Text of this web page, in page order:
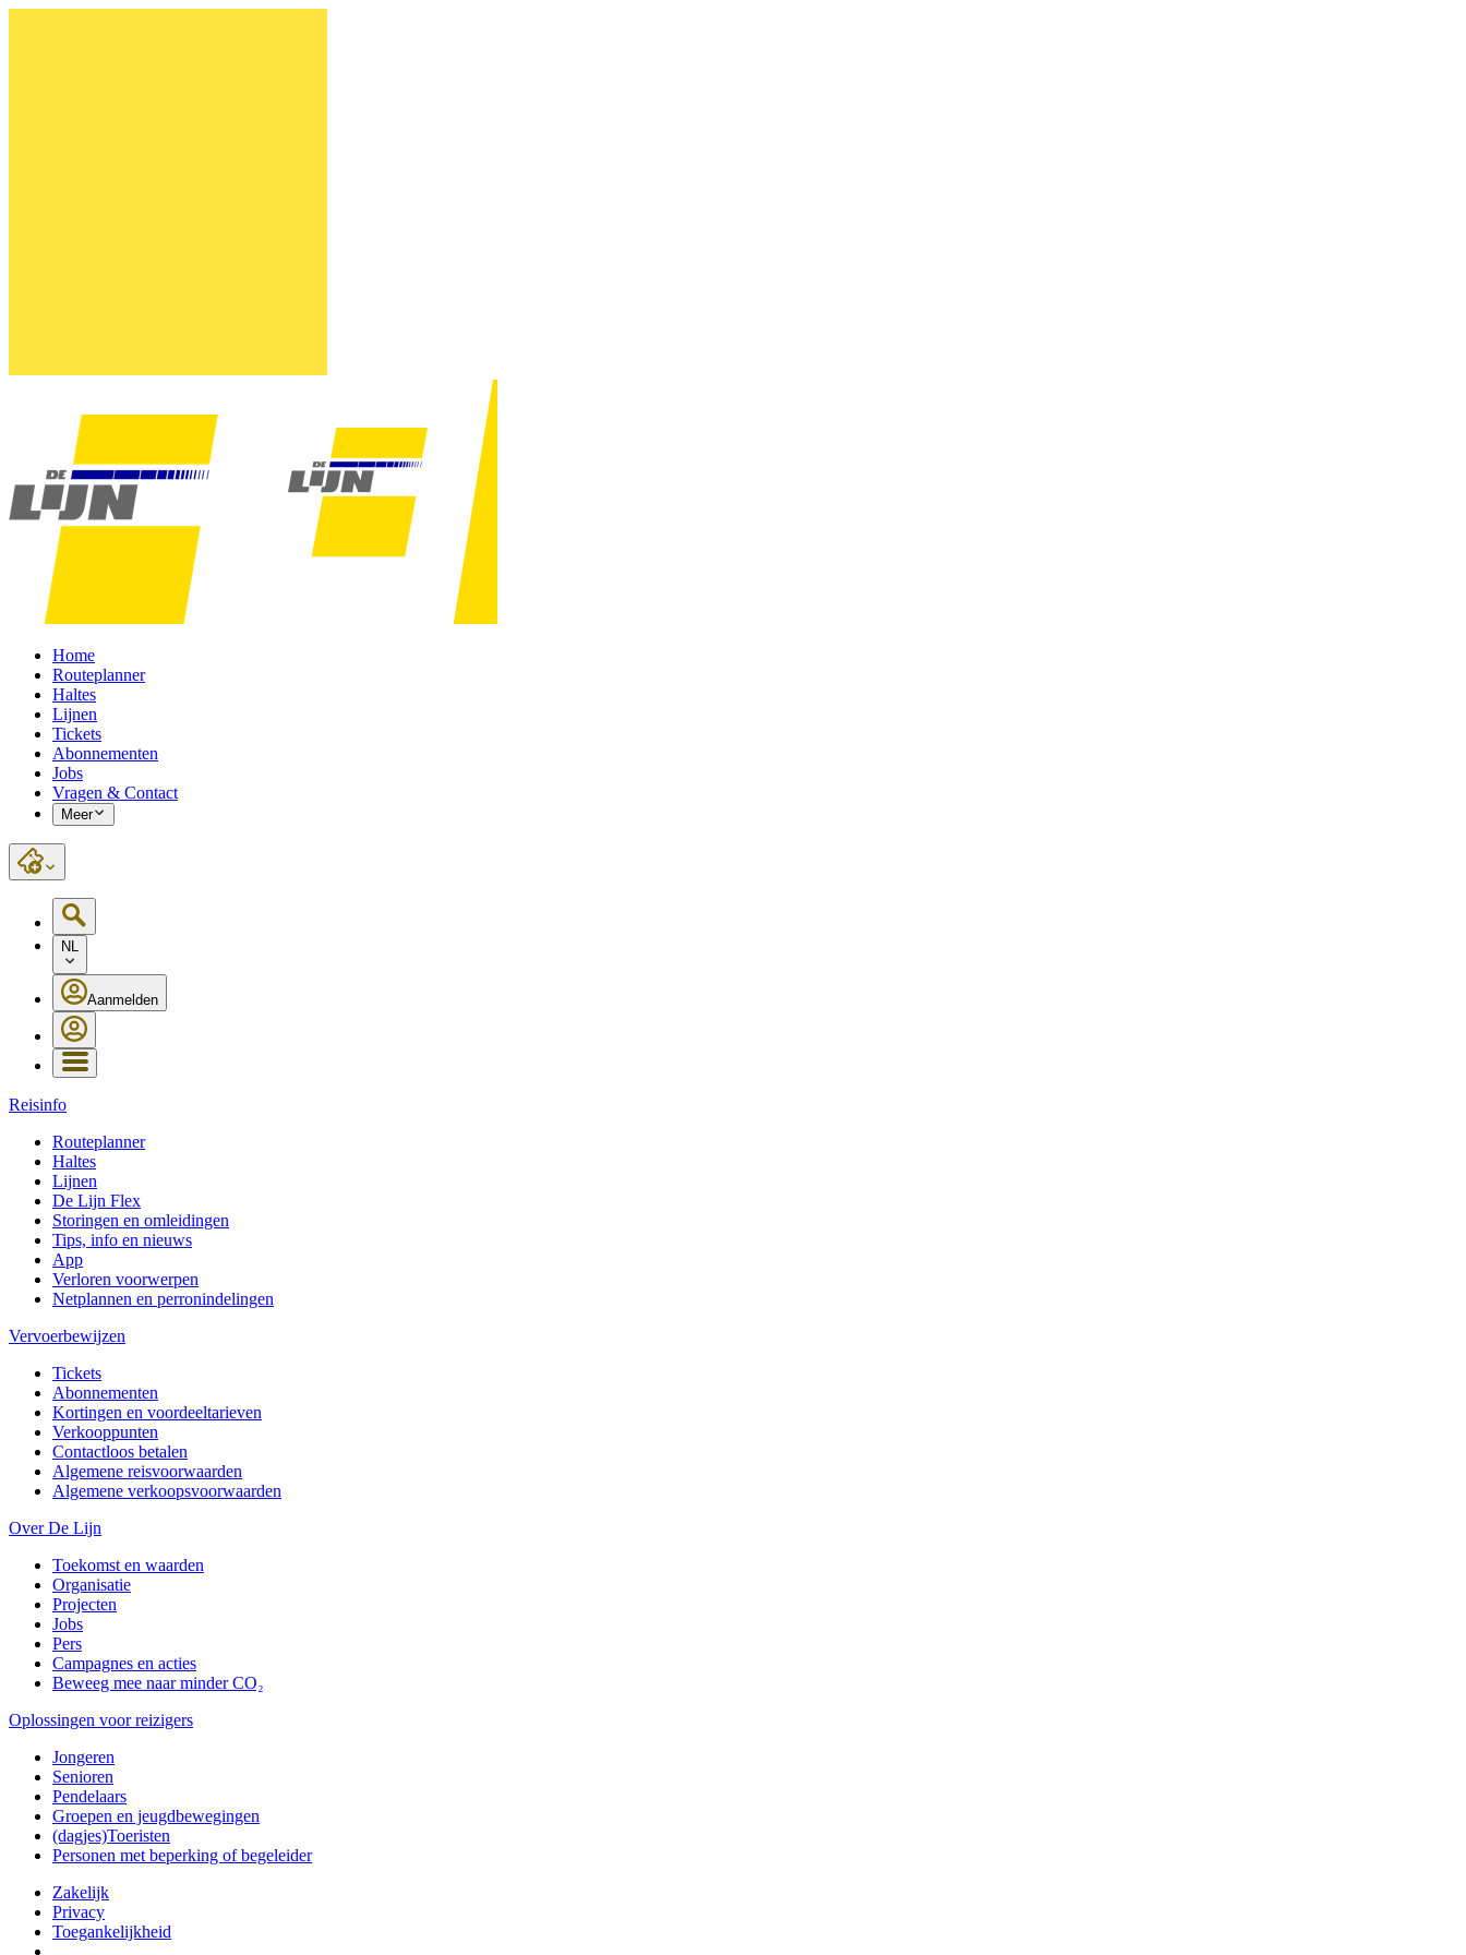
Home
Routeplanner
Haltes
Lijnen
Tickets
Abonnementen
Jobs
Vragen & Contact
Meer
NL
Aanmelden
Reisinfo
Routeplanner
Haltes
Lijnen
De Lijn Flex
Storingen en omleidingen
Tips, info en nieuws
App
Verloren voorwerpen
Netplannen en perronindelingen
Vervoerbewijzen
Tickets
Abonnementen
Kortingen en voordeeltarieven
Verkooppunten
Contactloos betalen
Algemene reisvoorwaarden
Algemene verkoopsvoorwaarden
Over De Lijn
Toekomst en waarden
Organisatie
Projecten
Jobs
Pers
Campagnes en acties
Beweeg mee naar minder CO₂
Oplossingen voor reizigers
Jongeren
Senioren
Pendelaars
Groepen en jeugdbewegingen
(dagjes)Toeristen
Personen met beperking of begeleider
Zakelijk
Privacy
Toegankelijkheid